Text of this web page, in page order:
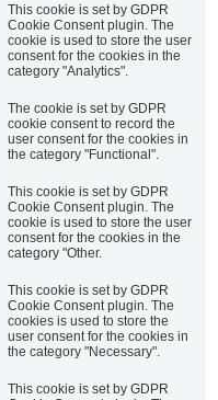
This cookie is set by GDPR
Cookie Consent plugin. The
cookie is used to store the user
consent for the cookies in the
category "Analytics".
The cookie is set by GDPR
cookie consent to record the
user consent for the cookies in
the category "Functional".
This cookie is set by GDPR
Cookie Consent plugin. The
cookie is used to store the user
consent for the cookies in the
category "Other.
This cookie is set by GDPR
Cookie Consent plugin. The
cookies is used to store the
user consent for the cookies in
the category "Necessary".
This cookie is set by GDPR